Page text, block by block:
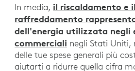
In media, il riscaldamento e il
raffreddamento
dell'energia utilizzata negli
commerciali negli Stati Uniti,
delle tue spese generali più
aiutarti a ridurre quella cifra